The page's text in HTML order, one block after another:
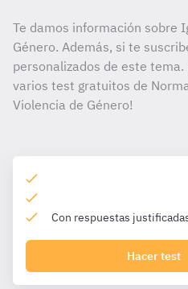
Te damos información sobre
Género. Además, si te
personalizados de este
varios test gratuitos de
Violencia de Género!
Con respuestas
Hacer test